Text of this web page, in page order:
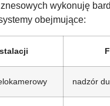
wykonuję
obejmujące:
nadzór